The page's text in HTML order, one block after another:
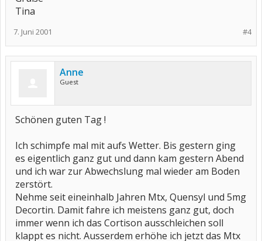
Tina
#4
7. Juni 2001
Anne
Guest
Schönen guten Tag !
Ich schimpfe mal mit aufs Wetter. Bis gestern ging
es eigentlich ganz gut und dann kam gestern Abend
und ich war zur Abwechslung mal wieder am Boden
zerstört.
Nehme seit eineinhalb Jahren Mtx, Quensyl und 5mg
Decortin. Damit fahre ich meistens ganz gut, doch
immer wenn ich das Cortison ausschleichen soll
klappt es nicht. Ausserdem erhöhe ich jetzt das Mtx